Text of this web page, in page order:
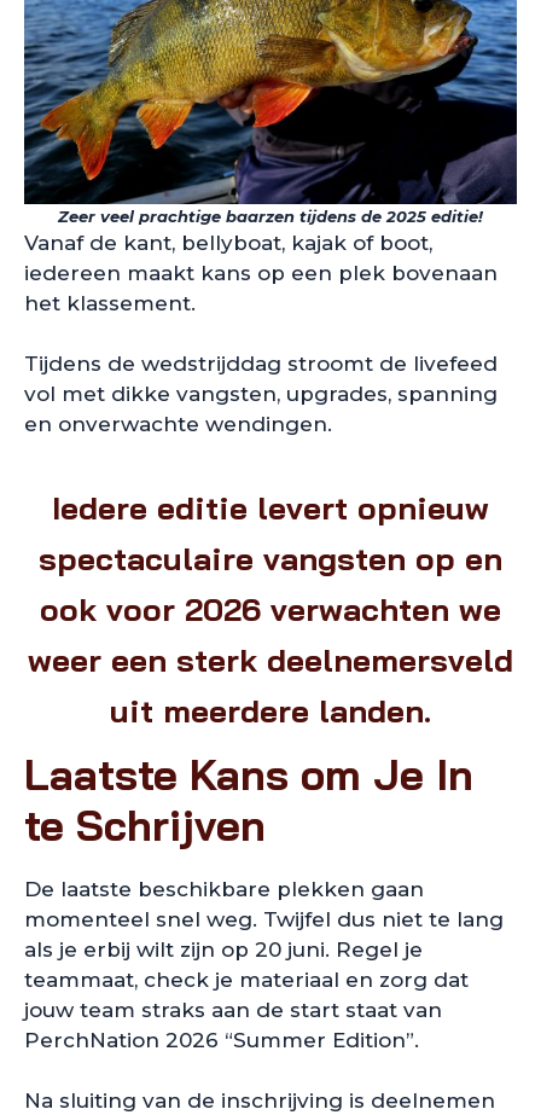
Zeer veel prachtige baarzen tijdens de 2025 editie!
Vanaf de kant, bellyboat, kajak of boot,
iedereen maakt kans op een plek bovenaan
het klassement.
Tijdens de wedstrijddag stroomt de livefeed
vol met dikke vangsten, upgrades, spanning
en onverwachte wendingen.
Iedere editie levert opnieuw
spectaculaire vangsten op en
ook voor 2026 verwachten we
weer een sterk deelnemersveld
uit meerdere landen.
Laatste Kans om Je In
te Schrijven
De laatste beschikbare plekken gaan
momenteel snel weg. Twijfel dus niet te lang
als je erbij wilt zijn op 20 juni. Regel je
teammaat, check je materiaal en zorg dat
jouw team straks aan de start staat van
PerchNation 2026 “Summer Edition”.
Na sluiting van de inschrijving is deelnemen